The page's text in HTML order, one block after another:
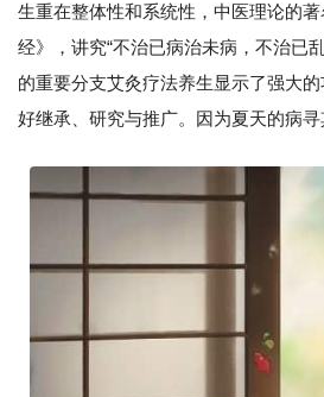
生重在整体性和系统性，中医理论的
经》，讲究“不治已病治未病，不治已
的重要分支艾灸疗法养生显示了强大
好继承、研究与推广。因为夏天的病寻